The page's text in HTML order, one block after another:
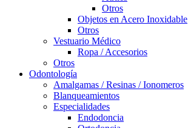
Otros
Objetos en Acero Inoxidable
Otros
Vestuario Médico
Ropa / Accesorios
Otros
Odontología
Amalgamas / Resinas / Ionomeros
Blanqueamientos
Especialidades
Endodoncia